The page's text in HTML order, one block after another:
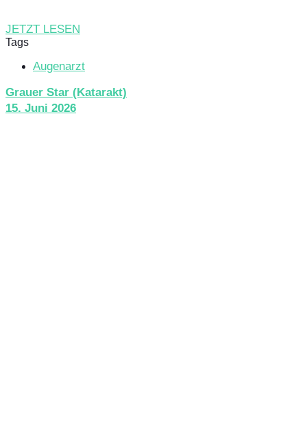
JETZT LESEN
Tags
Augenarzt
Grauer Star (Katarakt)
15. Juni 2026